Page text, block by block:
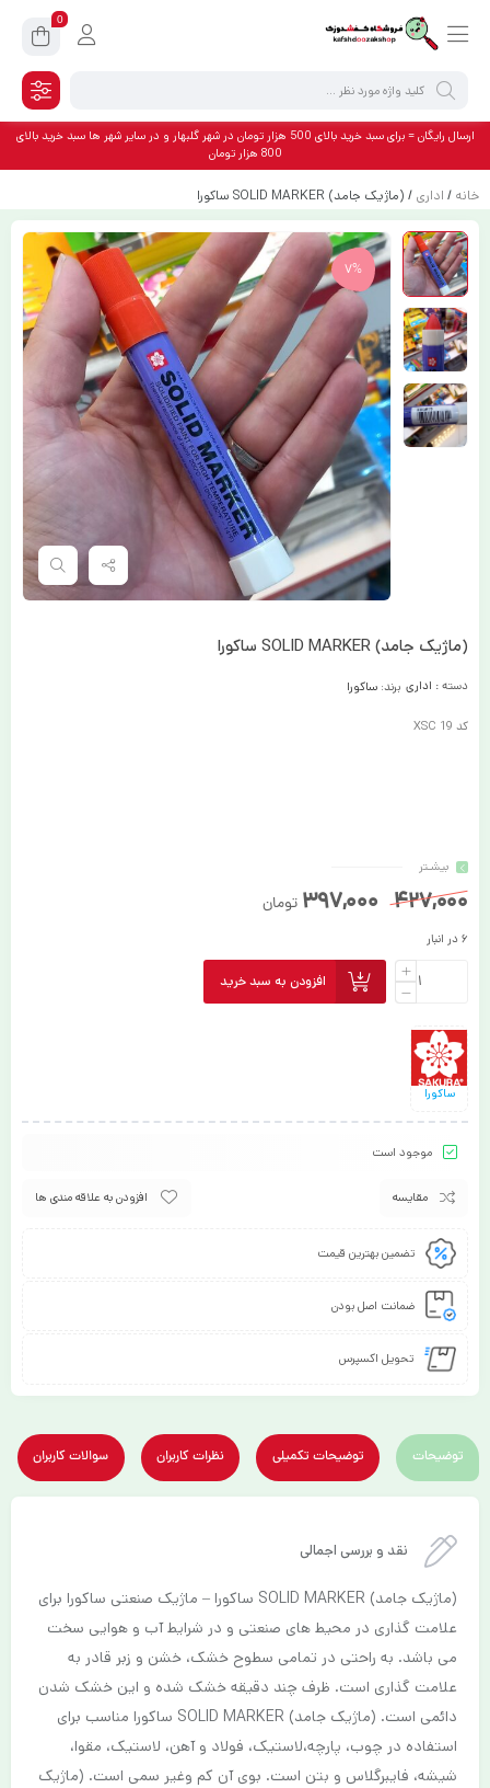
0
ارسال رایگان = برای سبد خرید بالای 500 هزار تومان در شهر گلبهار و در سایر شهر ها سبد خرید بالای
800 هزار تومان
خانه / اداری / (ماژیک جامد) SOLID MARKER ساکورا
7%
(ماژیک جامد) SOLID MARKER ساکورا
دسته : اداری برند: ساکورا
کد XSC 19
بیشـتر
427,000
397,000 تومان
6 در انبار
افزودن به سبد خرید
ساکورا
موجود است
مقایسه افزودن به علاقه مندی ها
تضمین بهترین قیمت
ضمانت اصل بودن
تحویل اکسپرس
توضیحات توضیحات تکمیلی نظرات کاربران سوالات کاربران
نقد و بررسی اجمالی
(ماژیک جامد) SOLID MARKER ساکورا – ماژیک صنعتی ساکورا برای
علامت گذاری در محیط های صنعتی و در شرایط آب و هوایی سخت
می باشد. به راحتی در تمامی سطوح خشک، خشن و زبر قادر به
علامت گذاری است. ظرف چند دقیقه خشک شده و این خشک شدن
دائمی است. (ماژیک جامد) SOLID MARKER ساکورا مناسب برای
استفاده در چوب، پارچه،لاستیک، فولاد و آهن، لاستیک، مقوا،
شیشه، فایبرگلاس و بتن است. بوی آن کم وغیر سمی است. (ماژیک